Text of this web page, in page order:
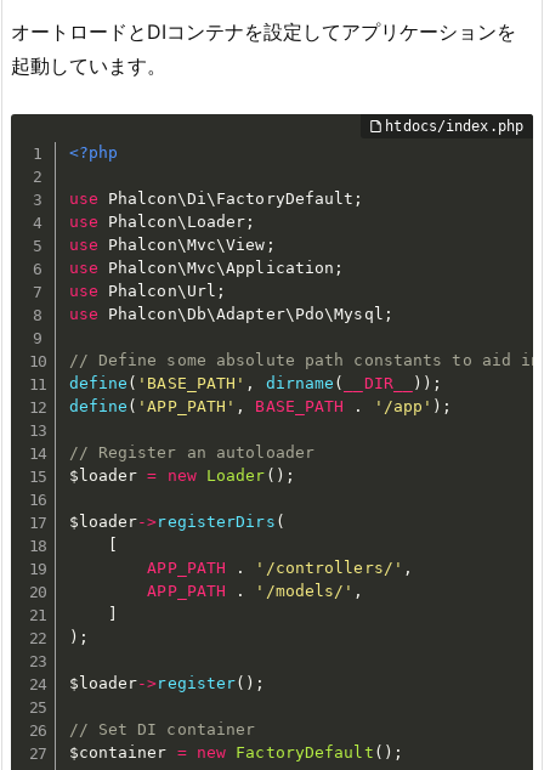
オートロードとDIコンテナを設定してアプリケーションを
起動しています。
<?php
use Phalcon\Di\ FactoryDefault ;
use
Phalcon\ Loader ;
use
Phalcon\Mvc\View ;
use
Phalcon\Mvc\Application ;
use
Phalcon\ Url ;
use
Phalcon\Db\Adapter\ Pdo\Mysql ;
// Define some absolute path constants to aid
define ( 'BASE_PATH' , dirname ( __DIR__ ) ) ;
define ( 'APP_PATH' , BASE_PATH . '/app' ) ;
// Register an autoloader
$loader = new Loader ( ) ;
$loader->registerDirs (
APP_PATH
. '/controllers/' ,
APP_PATH
. '/models/' ,
) ;
$loader->register( ) ;
// Set DI container
$container = new FactoryDefault ( ) ;